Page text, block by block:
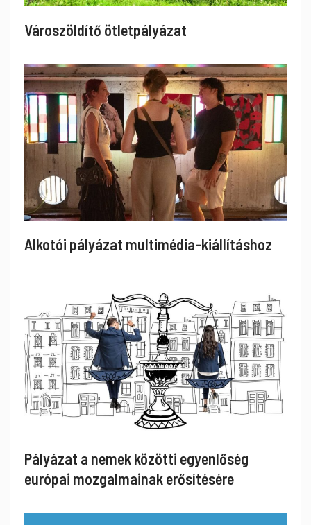
Városzöldítő ötletpályázat
Alkotói pályázat multimédia-kiállításhoz
Pályázat a nemek közötti egyenlőség
európai mozgalmainak erősítésére